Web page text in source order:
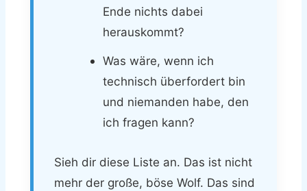
Ende nichts dabei
herauskommt?
Was wäre, wenn ich
technisch überfordert bin
und niemanden habe, den
ich fragen kann?
Sieh dir diese Liste an. Das ist nicht
mehr der große, böse Wolf. Das sind